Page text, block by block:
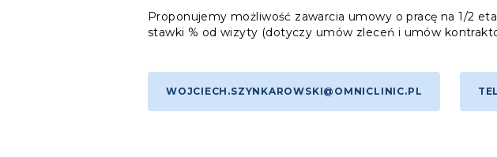
Proponujemy możliwość zawarcia umowy o pracę na 1/2
stawki % od wizyty (dotyczy umów zleceń i umów
WOJCIECH.SZYNKAROWSKI@OMNICLINIC.PL